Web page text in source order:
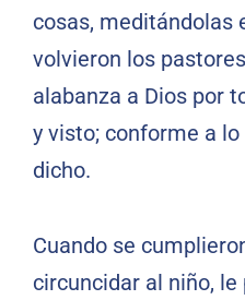
cosas, meditándolas
volvieron los
alabanza a Dios por
y visto; conforme a
dicho.
Cuando se
circuncidar al niño,